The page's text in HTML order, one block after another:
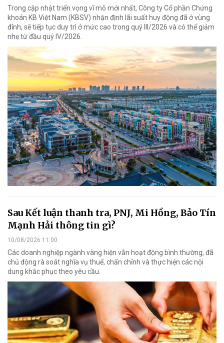
Trong cập nhật triển vọng vĩ mô mới nhất, Công ty Cổ phần Chứng
khoán KB Việt Nam (KBSV) nhận định lãi suất huy động đã ở vùng
đỉnh, sẽ tiếp tục duy trì ở mức cao trong quý III/2026 và có thể giảm
nhẹ từ đầu quý IV/2026.
Sau Kết luận thanh tra, PNJ, Mi Hồng, Bảo Tín
Mạnh Hải thông tin gì?
10/08/2026 11:00
Các doanh nghiệp ngành vàng hiện vẫn hoạt động bình thường, đã
chủ động rà soát nghĩa vụ thuế, chấn chỉnh và thực hiện các nội
dung khắc phục theo yêu cầu.